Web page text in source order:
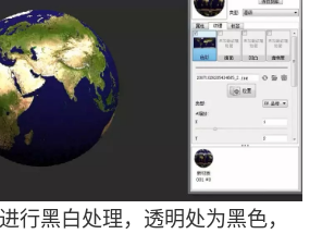
行黑白处理，透明处为黑色，